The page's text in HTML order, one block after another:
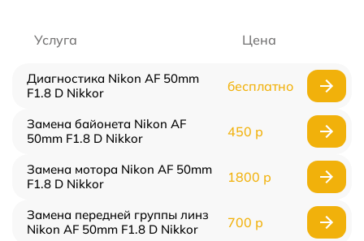
Услуга Цена
Диагностика Nikon AF 50mm
F1.8 D Nikkor
бесплатно
Замена байонета Nikon AF
50mm F1.8 D Nikkor
450 р
Замена мотора Nikon AF 50mm
F1.8 D Nikkor
1800 р
Замена передней группы линз
Nikon AF 50mm F1.8 D Nikkor
700 р